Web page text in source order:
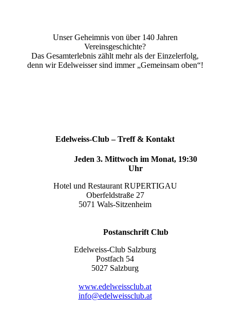
Unser Geheimnis von über 140 Jahren
Vereinsgeschichte?
Das Gesamterlebnis zählt mehr als der Einzelerfolg,
denn wir Edelweisser sind immer „Gemeinsam oben“!
Edelweiss-Club – Treff & Kontakt
Jeden 3. Mittwoch im Monat, 19:30
Uhr
Hotel und Restaurant RUPERTIGAU
Oberfeldstraße 27
5071 Wals-Sitzenheim
Postanschrift Club
Edelweiss-Club Salzburg
Postfach 54
5027 Salzburg
www.edelweissclub.at
info@edelweissclub.at